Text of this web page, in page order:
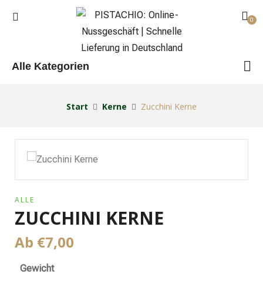
0
Alle Kategorien
Start Kerne Zucchini Kerne
ALLE
ZUCCHINI KERNE
Ab €7,00
Gewicht